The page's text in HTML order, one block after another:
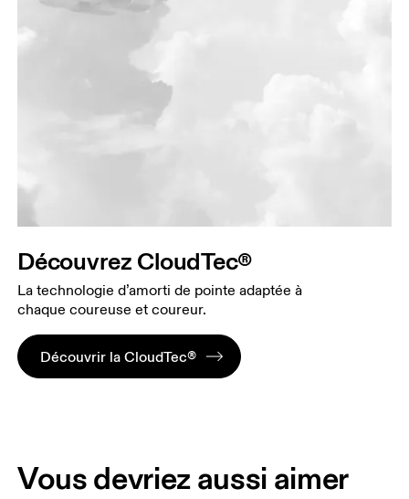
Découvrez CloudTec®
La technologie d’amorti de pointe adaptée à
chaque coureuse et coureur.
Découvrir la CloudTec®
Vous devriez aussi aimer